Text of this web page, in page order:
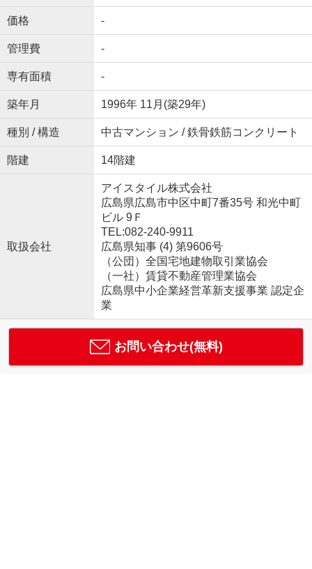
価格 -
管理費 -
専有面積 -
築年月 1996年 11月(築29年)
種別 / 構造 中古マンション / 鉄骨鉄筋コンクリート
階建 14階建
取扱会社
アイスタイル株式会社
広島県広島市中区中町7番35号 和光中町
ビル 9Ｆ
TEL:082-240-9911
広島県知事 (4) 第9606号
（公団）全国宅地建物取引業協会
（一社）賃貸不動産管理業協会
広島県中小企業経営革新支援事業 認定企
業
お問い合わせ(無料)